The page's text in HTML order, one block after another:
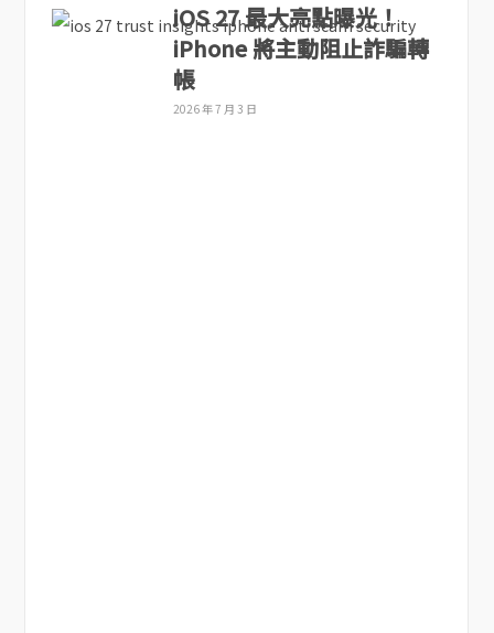
iOS 27 最大亮點曝光！
iPhone 將主動阻止詐騙轉
帳
2026 年 7 月 3 日